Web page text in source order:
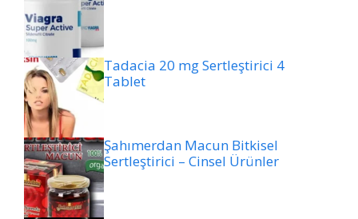
Tadacia 20 mg Sertleştirici 4
Tablet
Şahımerdan Macun Bitkisel
Sertleştirici – Cinsel Ürünler